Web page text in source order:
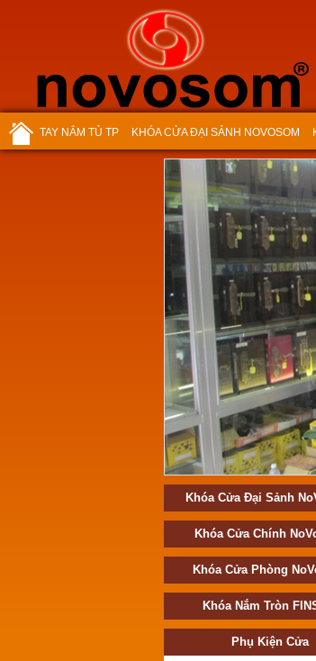
TAY NẮM TỦ TP KHÓA CỬA ĐẠI SẢNH NOVOSOM
Khóa Cửa Đại Sảnh
Khóa Cửa Chính
Khóa Cửa Phòng
Khóa Nắm Tròn
Phụ Kiện Cửa
Chân chó TP 10002
Mã SP:TP0510002
Giá:
Call
Chốt cửa TP 10001
Mã SP:TP0510001